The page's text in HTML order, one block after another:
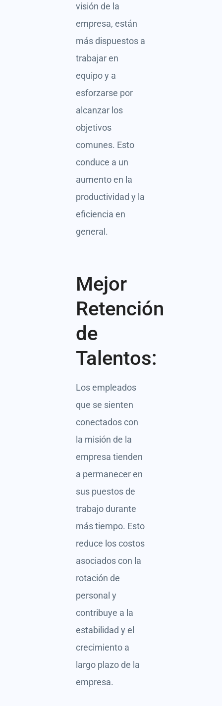
visión de la
empresa, están
más dispuestos a
trabajar en
equipo y a
esforzarse por
alcanzar los
objetivos
comunes. Esto
conduce a un
aumento en la
productividad y la
eficiencia en
general.
Mejor
Retención
de
Talentos:
Los empleados
que se sienten
conectados con
la misión de la
empresa tienden
a permanecer en
sus puestos de
trabajo durante
más tiempo. Esto
reduce los costos
asociados con la
rotación de
personal y
contribuye a la
estabilidad y el
crecimiento a
largo plazo de la
empresa.